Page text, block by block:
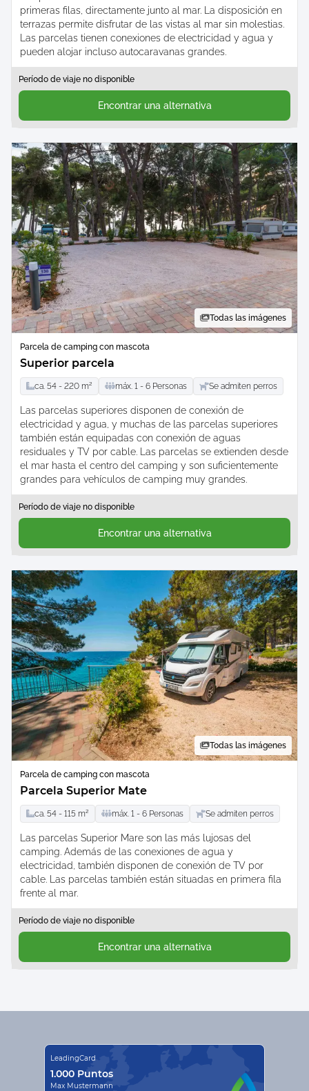
primeras filas, directamente junto al mar. La disposición en
terrazas permite disfrutar de las vistas al mar sin molestias.
Las parcelas tienen conexiones de electricidad y agua y
pueden alojar incluso autocaravanas grandes.
Período de viaje no disponible
Encontrar una alternativa
Todas las imágenes
Parcela de camping con mascota
Superior parcela
ca. 54 - 220 m² máx. 1 - 6 Personas Se admiten perros
Las parcelas superiores disponen de conexión de
electricidad y agua, y muchas de las parcelas superiores
también están equipadas con conexión de aguas
residuales y TV por cable. Las parcelas se extienden desde
el mar hasta el centro del camping y son suficientemente
grandes para vehículos de camping muy grandes.
Período de viaje no disponible
Encontrar una alternativa
Todas las imágenes
Parcela de camping con mascota
Parcela Superior Mate
ca. 54 - 115 m² máx. 1 - 6 Personas Se admiten perros
Las parcelas Superior Mare son las más lujosas del
camping. Además de las conexiones de agua y
electricidad, también disponen de conexión de TV por
cable. Las parcelas también están situadas en primera fila
frente al mar.
Período de viaje no disponible
Encontrar una alternativa
LeadingCard
1.000 Puntos
Max Mustermann